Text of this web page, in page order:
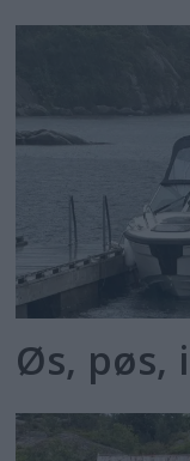
Øs, pøs,